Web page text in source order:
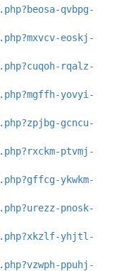
qvbpg-
eoskj-
rqalz-
yovyi-
gcncu-
ptvmj-
ykwkm-
pnosk-
yhjtl-
ppuhj-